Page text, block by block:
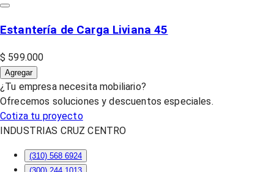
Estantería de Carga Liviana 45
$ 599.000
Agregar
¿Tu empresa necesita mobiliario?
Ofrecemos soluciones y descuentos especiales.
Cotiza tu proyecto
INDUSTRIAS CRUZ CENTRO
(310) 568 6924